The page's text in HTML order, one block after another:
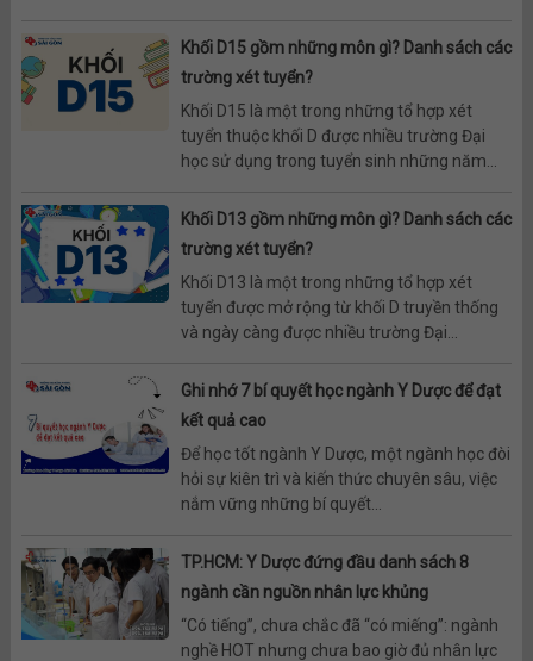
Khối D15 gồm những môn gì? Danh sách các
trường xét tuyển?
Khối D15 là một trong những tổ hợp xét
tuyển thuộc khối D được nhiều trường Đại
học sử dụng trong tuyển sinh những năm...
Khối D13 gồm những môn gì? Danh sách các
trường xét tuyển?
Khối D13 là một trong những tổ hợp xét
tuyển được mở rộng từ khối D truyền thống
và ngày càng được nhiều trường Đại...
Ghi nhớ 7 bí quyết học ngành Y Dược để đạt
kết quả cao
Để học tốt ngành Y Dược, một ngành học đòi
hỏi sự kiên trì và kiến thức chuyên sâu, việc
nắm vững những bí quyết...
TP.HCM: Y Dược đứng đầu danh sách 8
ngành cần nguồn nhân lực khủng
“Có tiếng”, chưa chắc đã “có miếng”: ngành
nghề HOT nhưng chưa bao giờ đủ nhân lực